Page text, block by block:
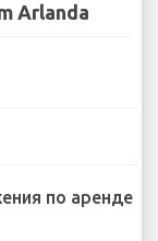
Arlanda
по аренде